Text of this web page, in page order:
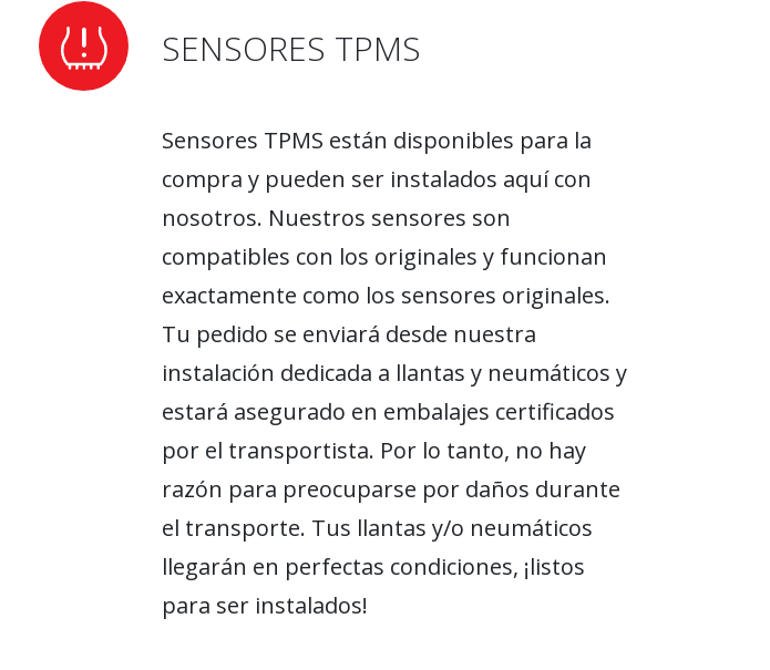
SENSORES TPMS
Sensores TPMS están disponibles para la
compra y pueden ser instalados aquí con
nosotros. Nuestros sensores son
compatibles con los originales y funcionan
exactamente como los sensores originales.
Tu pedido se enviará desde nuestra
instalación dedicada a llantas y neumáticos y
estará asegurado en embalajes certificados
por el transportista. Por lo tanto, no hay
razón para preocuparse por daños durante
el transporte. Tus llantas y/o neumáticos
llegarán en perfectas condiciones, ¡listos
para ser instalados!